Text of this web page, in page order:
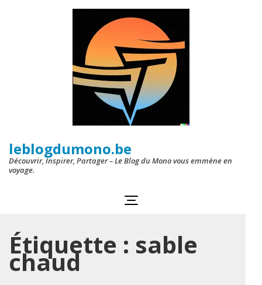
leblogdumono.be
Découvrir, Inspirer, Partager – Le Blog du Mono vous emmène en
voyage.
Étiquette : sable
chaud